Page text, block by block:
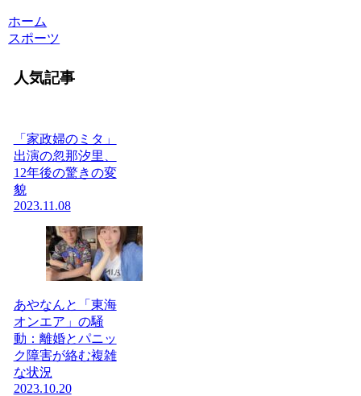
ホーム
スポーツ
人気記事
「家政婦のミタ」
出演の忽那汐里、
12年後の驚きの変
貌
2023.11.08
あやなんと「東海
オンエア」の騒
動：離婚とパニッ
ク障害が絡む複雑
な状況
2023.10.20